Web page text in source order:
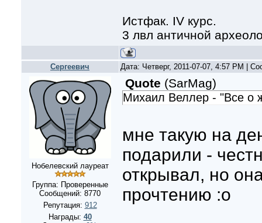
Истфак. IV курс.
3 лвл античной
Сергеевич Дата: Четверг, 2011-07-07, 4:57 PM |
Нобелевский лауреат
Группа: Проверенные
Сообщений: 8770
Репутация: 912
Награды: 40
Quote (SarMag)
Михаил Веллер - "Все о
мне такую на
подарили -
открывал, но
прочтению :о